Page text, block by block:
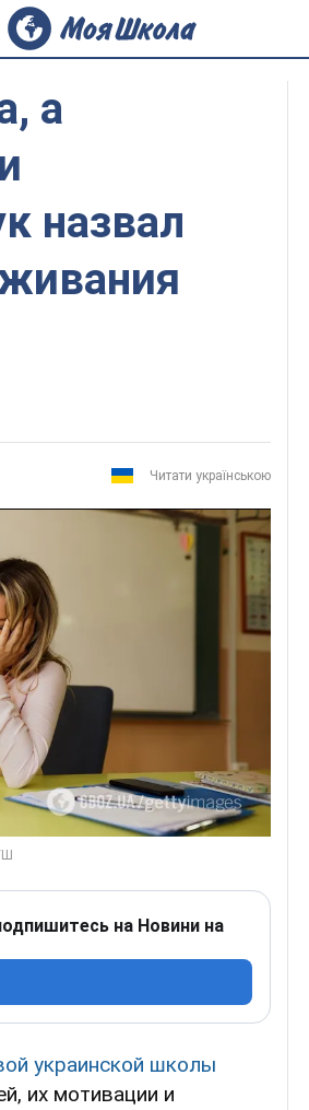
а
назвал
Читати українською
на Новини на
украинской школы
их мотивации и